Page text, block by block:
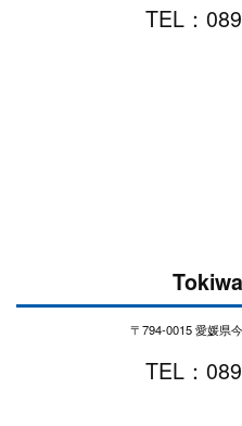
TEL：
〒794-0015 愛媛県
TEL：